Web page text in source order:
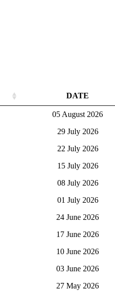
DATE
05 August 2026
29 July 2026
22 July 2026
15 July 2026
08 July 2026
01 July 2026
24 June 2026
17 June 2026
10 June 2026
03 June 2026
27 May 2026